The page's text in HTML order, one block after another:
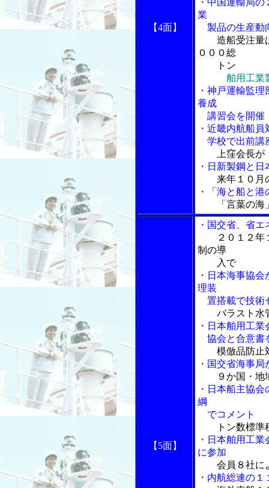
【4面】
・中国運輸局
業
製品の生産動
造船受注量
０００総
トン
舶用工業
・神戸運輸監
養成
講習会を開催
・近畿内航船
学校で出前講
上窪会長
・日新製鋼と
来年１０月
・「海と船と
「言葉の海
【5面】
・国交省、省
２０１２
制の導
入で
・日本海事協
理装
置搭載で技術
バラスト水
・日本舶用工
協会と合意書
模倣品防止
・国交省海事
９か国・地
・日本船主協
綱
でコメント
トン数標
・日本舶用工
に参加
会員８社に
・内航総連の